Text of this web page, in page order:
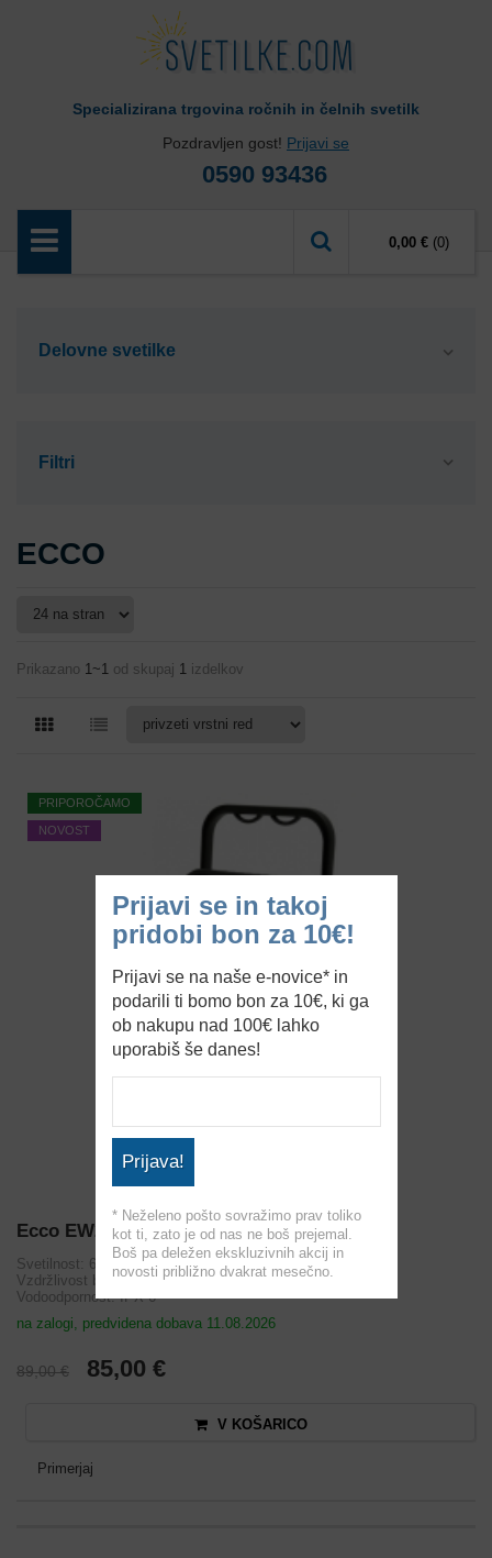
Specializirana trgovina ročnih in čelnih svetilk
Pozdravljen gost! Prijavi se
0590 93436
0,00 €(0)
Delovne svetilke
Filtri
ECCO
Prikazano 1~1 od skupaj 1 izdelkov
PRIPOROČAMO
NOVOST
Ecco EW2461
Svetilnost: 600 lm
Vzdržlivost baterije: 4 h
Vodoodpornost: IPX-6
na zalogi, predvidena dobava 11.08.2026
89,00 € 85,00 €
V KOŠARICO
Primerjaj
Prijavi se in takoj
pridobi bon za 10€!
Prijavi se na naše e-novice* in
podarili ti bomo bon za 10€, ki ga
ob nakupu nad 100€ lahko
uporabiš še danes!
Prijava!
* Neželeno pošto sovražimo prav toliko
kot ti, zato je od nas ne boš prejemal.
Boš pa deležen ekskluzivnih akcij in
novosti približno dvakrat mesečno.